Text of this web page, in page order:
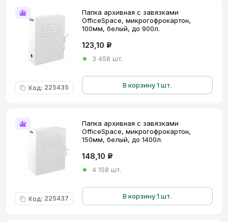
Код: 225435
Папка архивная с завязками
OfficeSpace, микрогофрокартон,
100мм, белый, до 900л.
123,10 Р
3 458 шт.
В корзину 1 шт.
Код: 225437
Папка архивная с завязками
OfficeSpace, микрогофрокартон,
150мм, белый, до 1400л.
148,10 Р
4 158 шт.
В корзину 1 шт.